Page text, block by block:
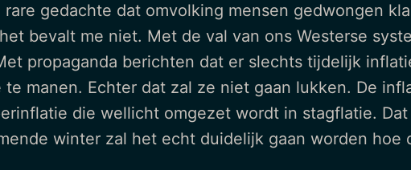
gedachte dat omvolking mensen gedwongen
bevalt me niet. Met de val van ons Westerse
propaganda berichten dat er slechts tijdelijk
manen. Echter dat zal ze niet gaan lukken. De
die wellicht omgezet wordt in stagflatie.
winter zal het echt duidelijk gaan worden